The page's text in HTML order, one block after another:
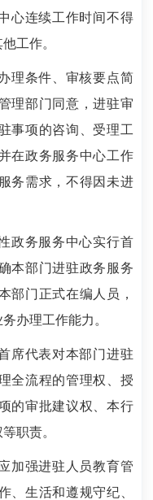
心连续工作时间不得
工作。
理条件、审核要点简
理部门同意，进驻审
事项的咨询、受理工
在政务服务中心工作
务需求，不得因未进
政务服务中心实行首
本部门进驻政务服务
部门正式在编人员，
办理工作能力。
席代表对本部门进驻
全流程的管理权、授
的审批建议权、本行
职责。
加强进驻人员教育管
、生活和遵规守纪、